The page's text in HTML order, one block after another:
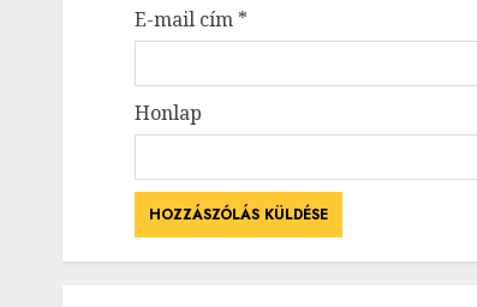
E-mail cím *
Honlap